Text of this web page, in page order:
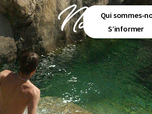
Qui sommes-
S’informer
Nos